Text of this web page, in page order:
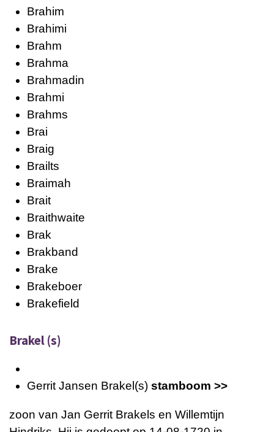
Brahim
Brahimi
Brahm
Brahma
Brahmadin
Brahmi
Brahms
Brai
Braig
Brailts
Braimah
Brait
Braithwaite
Brak
Brakband
Brake
Brakeboer
Brakefield
Brakel (s)
Gerrit Jansen Brakel(s) stamboom >>
zoon van Jan Gerrit Brakels en Willemtijn